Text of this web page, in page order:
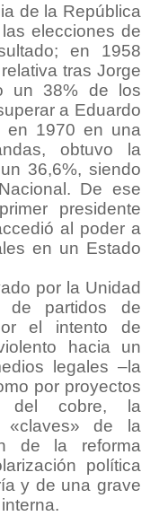
de la República
elecciones de
en 1958
tras Jorge
un 38% de los
a Eduardo
en 1970 en una
obtuvo la
36,6%, siendo
De ese
presidente
al poder a
en un Estado
por la Unidad
de partidos de
el intento de
hacia un
legales –la
por proyectos
del cobre, la
«claves» de la
de la reforma
política
y de una grave